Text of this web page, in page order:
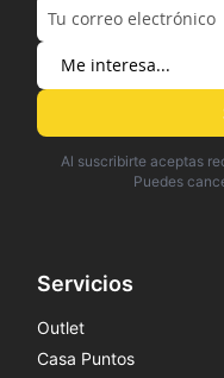
Al suscribirte aceptas
Puedes
Servicios
Outlet
Casa Puntos